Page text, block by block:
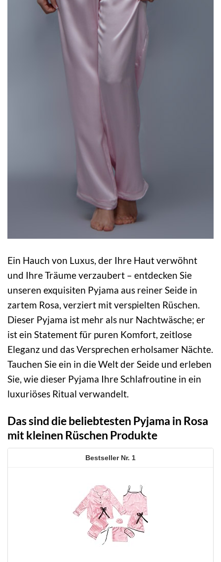
Ein Hauch von Luxus, der Ihre Haut verwöhnt
und Ihre Träume verzaubert – entdecken Sie
unseren exquisiten Pyjama aus reiner Seide in
zartem Rosa, verziert mit verspielten Rüschen.
Dieser Pyjama ist mehr als nur Nachtwäsche; er
ist ein Statement für puren Komfort, zeitlose
Eleganz und das Versprechen erholsamer Nächte.
Tauchen Sie ein in die Welt der Seide und erleben
Sie, wie dieser Pyjama Ihre Schlafroutine in ein
luxuriöses Ritual verwandelt.
Das sind die beliebtesten Pyjama in Rosa
mit kleinen Rüschen Produkte
1